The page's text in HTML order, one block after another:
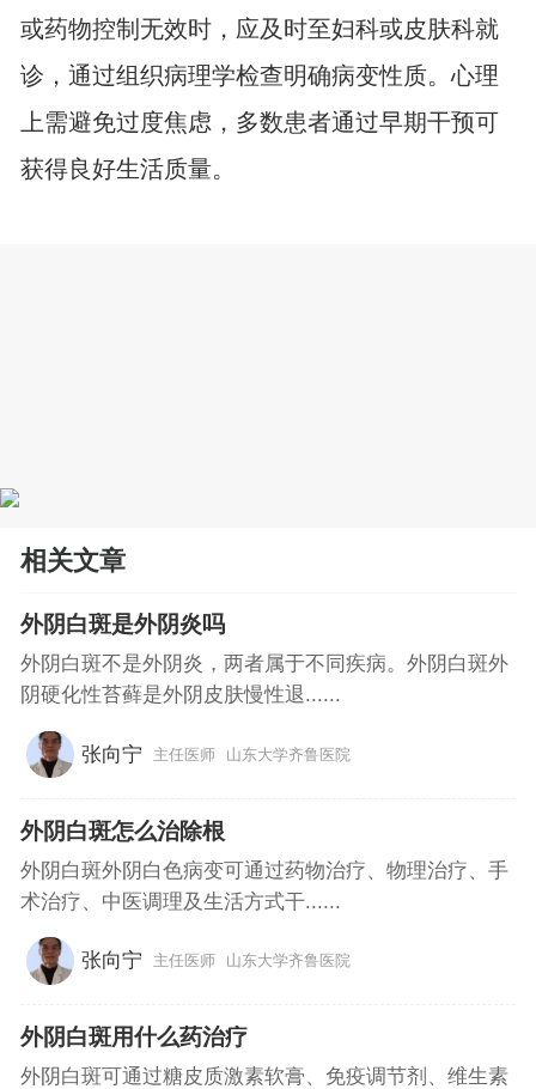
或药物控制无效时，应及时至妇科或皮肤科就
诊，通过组织病理学检查明确病变性质。心理
上需避免过度焦虑，多数患者通过早期干预可
获得良好生活质量。
相关文章
外阴白斑是外阴炎吗
外阴白斑不是外阴炎，两者属于不同疾病。外阴白斑外
阴硬化性苔藓是外阴皮肤慢性退......
张向宁 主任医师 山东大学齐鲁医院
外阴白斑怎么治除根
外阴白斑外阴白色病变可通过药物治疗、物理治疗、手
术治疗、中医调理及生活方式干......
张向宁 主任医师 山东大学齐鲁医院
外阴白斑用什么药治疗
外阴白斑可通过糖皮质激素软膏、免疫调节剂、维生素